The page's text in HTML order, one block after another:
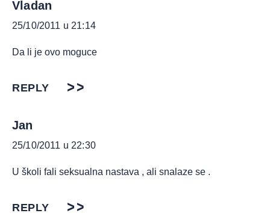
Vladan
25/10/2011 u 21:14
Da li je ovo moguce
REPLY
Jan
25/10/2011 u 22:30
U školi fali seksualna nastava , ali snalaze se .
REPLY